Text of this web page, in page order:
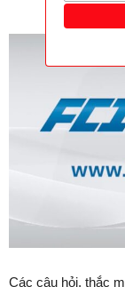
Các câu hỏi, thắc